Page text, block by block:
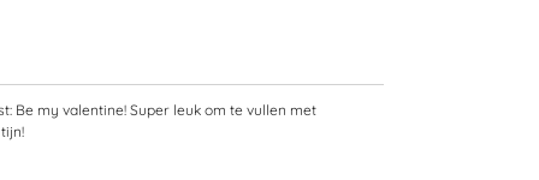
Be my valentine! Super leuk om te vullen met